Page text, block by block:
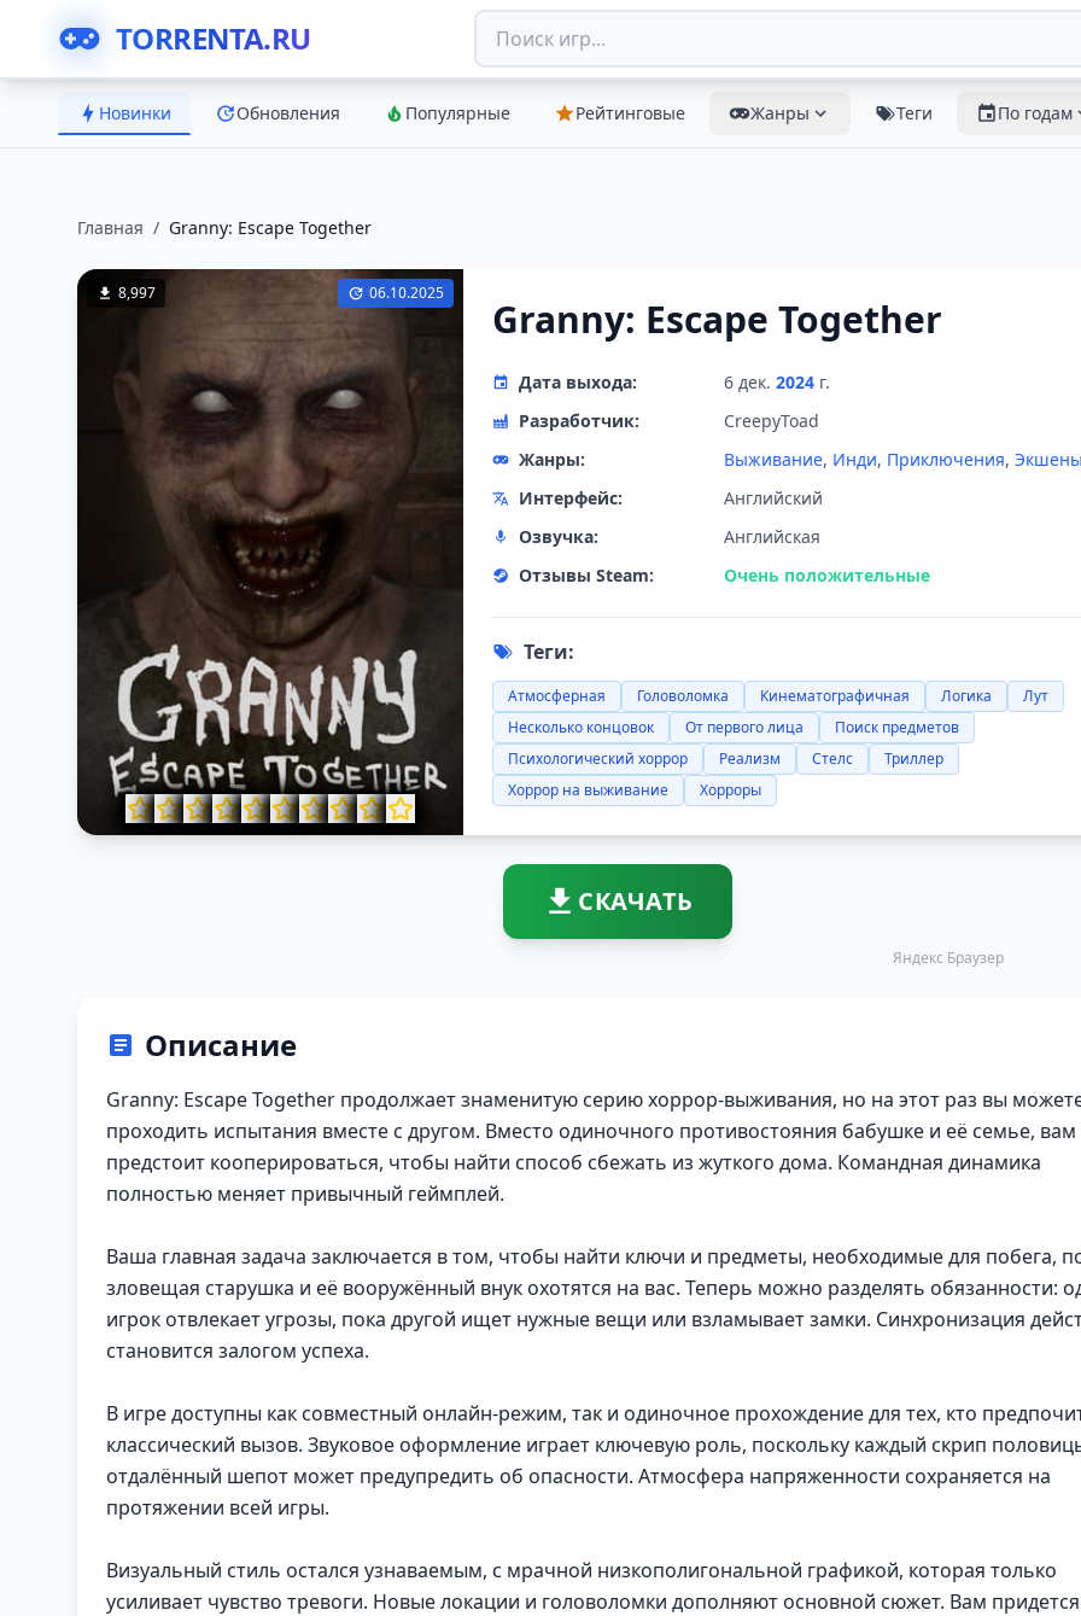
TORRENTA.RU
Новинки Обновления Популярные Рейтинговые Жанры Теги По годам
Главная / Granny: Escape Together
8,997 06.10.2025
Granny: Escape Together
Дата выхода: 6 дек. 2024 г.
Разработчик:
CreepyToad
Жанры:
Выживание, Инди, Приключения,
Интерфейс:
Английский
Озвучка:
Английская
Отзывы Steam:
Очень положительные
Теги:
Атмосферная Головоломка Кинематографичная Логика
Лут
Несколько концовок
От первого лица
Поиск предметов
Психологический хоррор
Реализм Стелс
Триллер
Хоррор на выживание
Хорроры
СКАЧАТЬ
Яндекс Браузер
Описание
Granny: Escape Together продолжает знаменитую серию хоррор-выживания, но на этот раз вы
проходить испытания вместе с другом. Вместо одиночного противостояния бабушке и её семье, вам
предстоит кооперироваться, чтобы найти способ сбежать из жуткого дома. Командная динамика
полностью меняет привычный геймплей.
Ваша главная задача заключается в том, чтобы найти ключи и предметы, необходимые для побега,
зловещая старушка и её вооружённый внук охотятся на вас. Теперь можно разделять обязанности:
игрок отвлекает угрозы, пока другой ищет нужные вещи или взламывает замки. Синхронизация
становится залогом успеха.
В игре доступны как совместный онлайн-режим, так и одиночное прохождение для тех, кто
классический вызов. Звуковое оформление играет ключевую роль, поскольку каждый скрип
отдалённый шепот может предупредить об опасности. Атмосфера напряженности сохраняется на
протяжении всей игры.
Визуальный стиль остался узнаваемым, с мрачной низкополигональной графикой, которая только
усиливает чувство тревоги. Новые локации и головоломки дополняют основной сюжет. Вам